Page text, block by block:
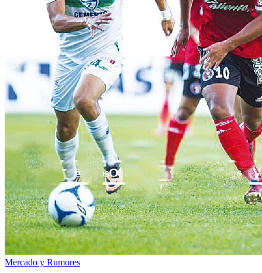
Mercado y Rumores